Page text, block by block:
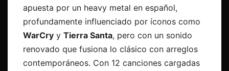
apuesta por un heavy metal en español,
profundamente influenciado por íconos como
WarCry y Tierra Santa, pero con un sonido
renovado que fusiona lo clásico con arreglos
contemporáneos. Con 12 canciones cargadas